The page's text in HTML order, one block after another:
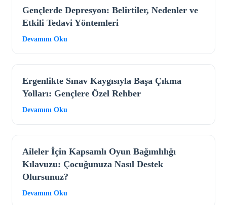
Gençlerde Depresyon: Belirtiler, Nedenler ve
Etkili Tedavi Yöntemleri
Devamını Oku
Ergenlikte Sınav Kaygısıyla Başa Çıkma
Yolları: Gençlere Özel Rehber
Devamını Oku
Aileler İçin Kapsamlı Oyun Bağımlılığı
Kılavuzu: Çocuğunuza Nasıl Destek
Olursunuz?
Devamını Oku